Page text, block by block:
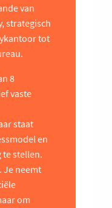
van
strategisch
tot
8
vaste
staat
en
te stellen.
Je neemt
om